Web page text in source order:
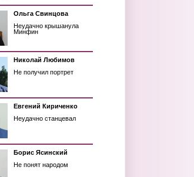
Ольга Свинцова
Неудачно крышанула
Минфин
Николай Любимов
Не получил портрет
Евгений Кириченко
Неудачно станцевал
Борис Ясинский
Не понят народом